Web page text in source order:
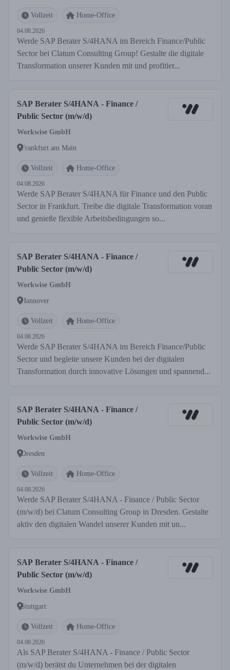
Vollzeit Home-Office
04.08.2026
Werde SAP Berater S/4HANA im Bereich Finance/Public
Sector bei Clatum Consulting Group! Gestalte die digitale
Transformation unserer Kunden mit und profitier...
SAP Berater S/4HANA - Finance /
Public Sector (m/w/d)
Workwise GmbH
Frankfurt am Main
Vollzeit Home-Office
04.08.2026
Werde SAP Berater S/4HANA für Finance und den Public
Sector in Frankfurt. Treibe die digitale Transformation voran
und genieße flexible Arbeitsbedingungen so...
SAP Berater S/4HANA - Finance /
Public Sector (m/w/d)
Workwise GmbH
Hannover
Vollzeit Home-Office
04.08.2026
Werde SAP Berater S/4HANA im Bereich Finance/Public
Sector und begleite unsere Kunden bei der digitalen
Transformation durch innovative Lösungen und spannend...
SAP Berater S/4HANA - Finance /
Public Sector (m/w/d)
Workwise GmbH
Dresden
Vollzeit Home-Office
04.08.2026
Werde SAP Berater S/4HANA - Finance / Public Sector
(m/w/d) bei Clatum Consulting Group in Dresden. Gestalte
aktiv den digitalen Wandel unserer Kunden mit un...
SAP Berater S/4HANA - Finance /
Public Sector (m/w/d)
Workwise GmbH
Stuttgart
Vollzeit Home-Office
04.08.2026
Als SAP Berater S/4HANA - Finance / Public Sector
(m/w/d) berätst du Unternehmen bei der digitalen